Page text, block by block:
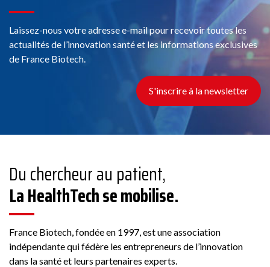
Laissez-nous votre adresse e-mail pour recevoir toutes les
actualités de l’innovation santé et les informations exclusives
de France Biotech.
S'inscrire à la newsletter
Du chercheur au patient,
La HealthTech se mobilise.
France Biotech, fondée en 1997, est une association
indépendante qui fédère les entrepreneurs de l’innovation
dans la santé et leurs partenaires experts.